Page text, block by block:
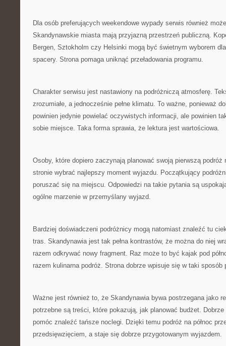
Dla osób preferujących weekendowe wypady serwis również
Skandynawskie miasta mają przyjazną przestrzeń publiczną.
Bergen, Sztokholm czy Helsinki mogą być świetnym wyborem
spacery. Strona pomaga uniknąć przeładowania programu.
Charakter serwisu jest nastawiony na podróżniczą atmosferę.
zrozumiałe, a jednocześnie pełne klimatu. To ważne, ponieważ
powinien jedynie powielać oczywistych informacji, ale powinien
sobie miejsce. Taka forma sprawia, że lektura jest wartościowa.
Osoby, które dopiero zaczynają planować swoją pierwszą podróż
stronie wybrać najlepszy moment wyjazdu. Początkujący
poruszać się na miejscu. Odpowiedzi na takie pytania są
ogólne marzenie w przemyślany wyjazd.
Bardziej doświadczeni podróżnicy mogą natomiast znaleźć tu
tras. Skandynawia jest tak pełna kontrastów, że można do niej
razem odkrywać nowy fragment. Raz może to być kajak pod
razem kulinarna podróż. Strona dobrze wpisuje się w taki sposób
Ważne jest również to, że Skandynawia bywa postrzegana jako
potrzebne są treści, które pokazują, jak planować budżet. Dobrze
pomóc znaleźć tańsze noclegi. Dzięki temu podróż na północ
przedsięwzięciem, a staje się dobrze przygotowanym wyjazdem.